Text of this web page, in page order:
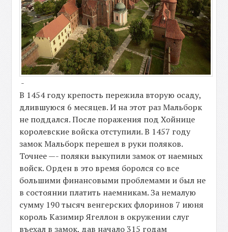
-
В 1454 году крепость пережила вторую осаду,
длившуюся 6 месяцев. И на этот раз Мальборк
не поддался. После поражения под Хойнице
королевские войска отступили. В 1457 году
замок Мальборк перешел в руки поляков.
Точнее —- поляки выкупили замок от наемных
войск. Орден в это время боролся со все
большими финансовыми проблемами и был не
в состоянии платить наемникам. За немалую
сумму 190 тысяч венгерских флоринов 7 июня
король Казимир Ягеллон в окружении слуг
въехал в замок, дав начало 315 годам